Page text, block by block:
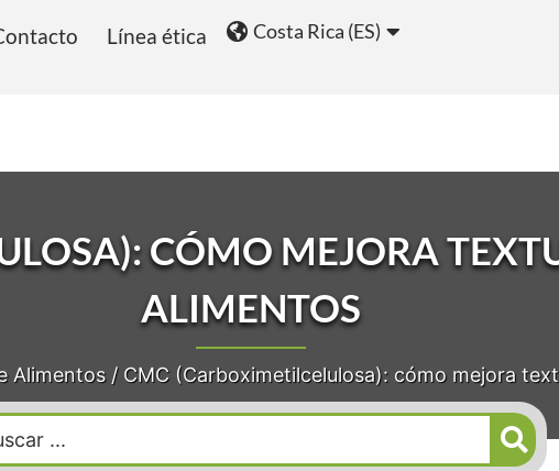
Línea ética Costa Rica (ES)
CÓMO MEJORA
ALIMENTOS
Alimentos/ CMC (Carboximetilcelulosa): cómo mejora